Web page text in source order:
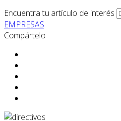
Encuentra tu artículo de interés
EMPRESAS
Compártelo